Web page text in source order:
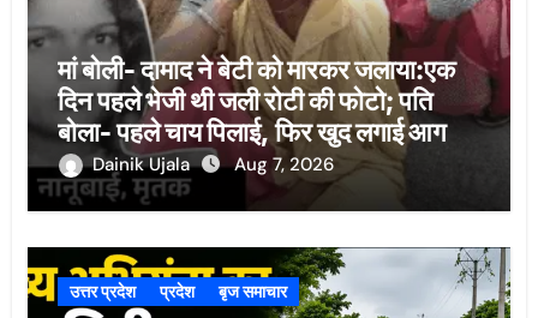
मां बोली- दामाद ने बेटी को मारकर जलाया:एक
दिन पहले भेजी थी जली रोटी की फोटो; पति
बोला- पहले चाय पिलाई, फिर खुद लगाई आग
Dainik Ujala Aug 7, 2026
उत्तर प्रदेश प्रदेश बृज समाचार